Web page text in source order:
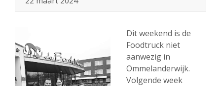
Dit weekend is de
Foodtruck niet
aanwezig in
Ommelanderwijk.
Volgende week